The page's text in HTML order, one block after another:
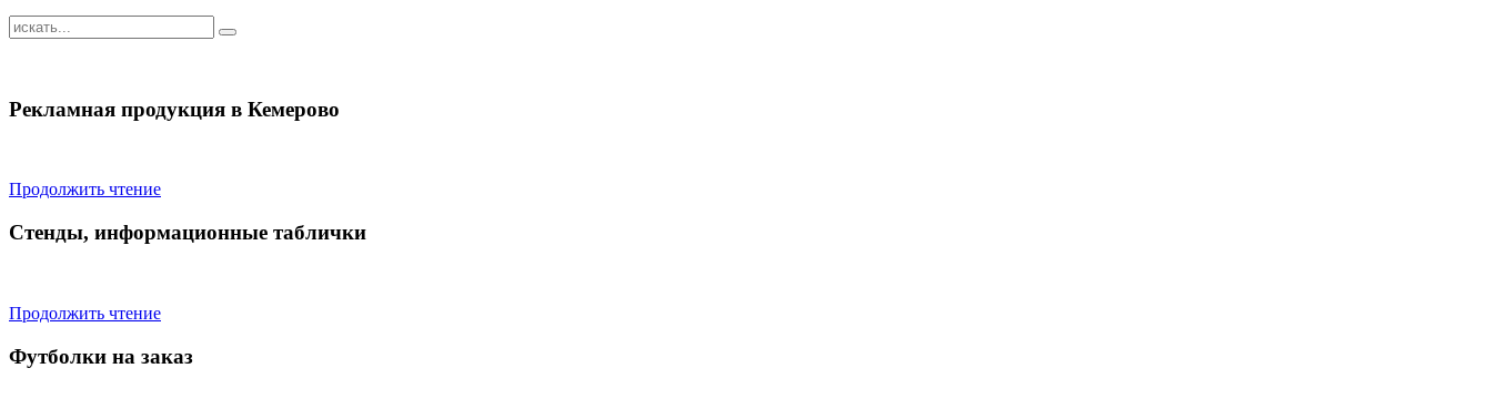
Рекламная продукция в Кемерово
Продолжить чтение
Стенды, информационные таблички
Продолжить чтение
Футболки на заказ